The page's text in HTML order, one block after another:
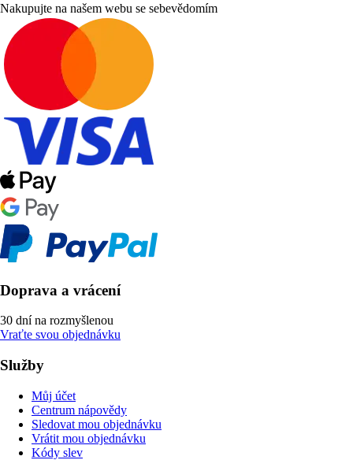
Nakupujte na našem webu se sebevědomím
Doprava a vrácení
30 dní na rozmyšlenou
Vraťte svou objednávku
Služby
Můj účet
Centrum nápovědy
Sledovat mou objednávku
Vrátit mou objednávku
Kódy slev